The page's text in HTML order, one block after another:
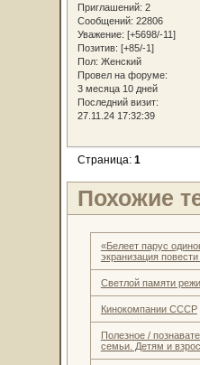
Приглашений: 2
Сообщений: 22806
Уважение: [+5698/-11]
Позитив: [+85/-1]
Пол: Женский
Провел на форуме:
3 месяца 10 дней
Последний визит:
27.11.24 17:32:39
Страница: 1
Похожие
«Белеет парус
экранизация
Светлой памяти
Кинокомпании СССР
Полезное /
семьи. Детям и